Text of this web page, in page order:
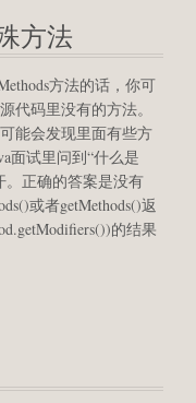
方法
方法的话，你可
代码里没有的方法。
能会发现里面有些方
面试里问到“什么是
。正确的答案是没有
或者getMethods()返
的结果